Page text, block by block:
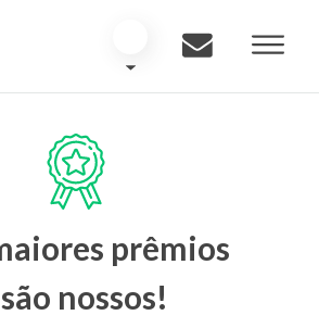
prêmios
são nossos!